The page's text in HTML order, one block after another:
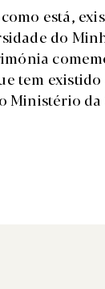
está,
do
tem existido
Ministério